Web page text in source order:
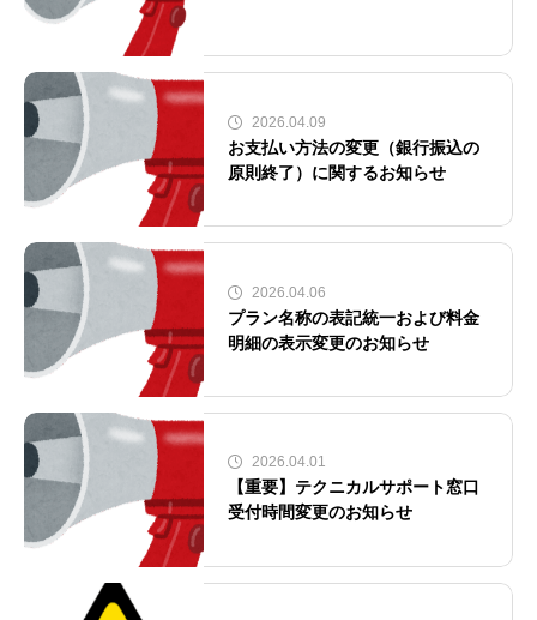
2026.04.09
お支払い方法の変更（銀行振込の
原則終了）に関するお知らせ
2026.04.06
プラン名称の表記統一および料金
明細の表示変更のお知らせ
2026.04.01
【重要】テクニカルサポート窓口
受付時間変更のお知らせ